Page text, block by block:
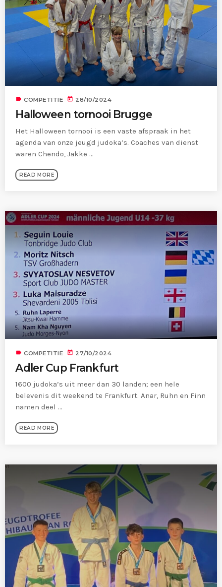
MOST UPVOTED
22/01/2023
231 1
Aalst
label COMPETITIE today 28/10/2024
Halloween tornooi Brugge
Het Halloween tornooi is een vaste afspraak in het
agenda van onze jeugd judoka’s. Coaches van dienst
waren Chendo, Jakke ...
READ MORE
label COMPETITIE today 27/10/2024
Adler Cup Frankfurt
1600 judoka’s uit meer dan 30 landen; een hele
belevenis dit weekend te Frankfurt. Anar, Ruhn en Finn
namen deel ...
READ MORE